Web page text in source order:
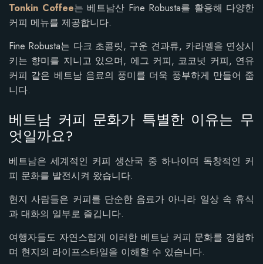
Tonkin Coffee는 베트남산 Fine Robusta를 활용해 다양한
커피 메뉴를 제공합니다.
Fine Robusta는 다크 초콜릿, 구운 견과류, 카라멜을 연상시
키는 향미를 지니고 있으며, 에그 커피, 코코넛 커피, 연유
커피 같은 베트남 음료의 풍미를 더욱 풍부하게 만들어 줍
니다.
베트남 커피 문화가 특별한 이유는 무
엇일까요?
베트남은 세계적인 커피 생산국 중 하나이며 독창적인 커
피 문화를 발전시켜 왔습니다.
현지 사람들은 커피를 단순한 음료가 아니라 일상 속 휴식
과 대화의 일부로 즐깁니다.
여행자들도 자연스럽게 이러한 베트남 커피 문화를 경험하
며 현지의 라이프스타일을 이해할 수 있습니다.